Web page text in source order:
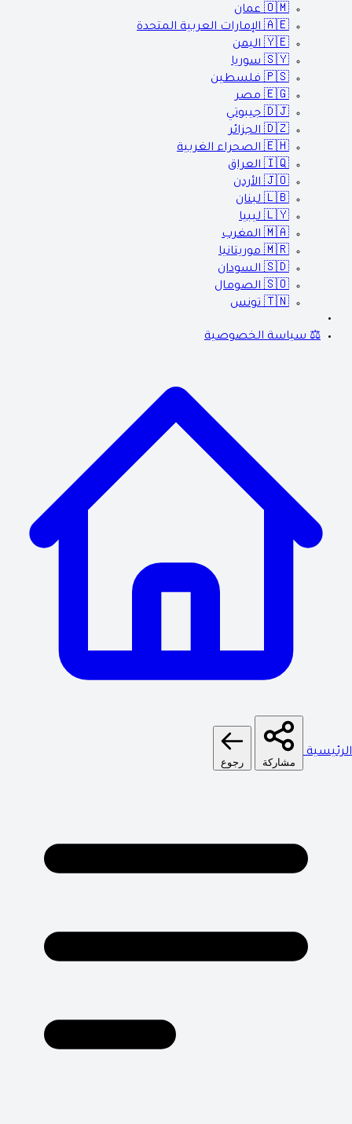
🇴🇲 عمان
🇦🇪 الإمارات العربية المتحدة
🇾🇪 اليمن
🇸🇾 سوريا
🇵🇸 فلسطين
🇪🇬 مصر
🇩🇯 جيبوتي
🇩🇿 الجزائر
🇪🇭 الصحراء الغربية
🇮🇶 العراق
🇯🇴 الأردن
🇱🇧 لبنان
🇱🇾 ليبيا
🇲🇦 المغرب
🇲🇷 موريتانيا
🇸🇩 السودان
🇸🇴 الصومال
🇹🇳 تونس
⚖️ سياسة الخصوصية
مشاركة رجوع